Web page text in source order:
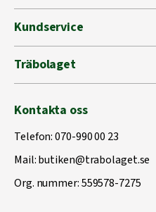
Kundservice
Träbolaget
Kontakta oss
Telefon:070-990 00 23
Mail:butiken@trabolaget.se
Org. nummer: 559578-7275